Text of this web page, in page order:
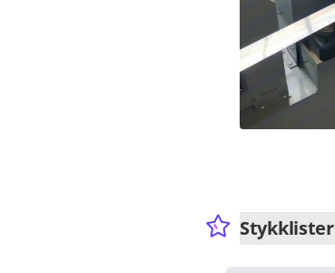
Stykklister